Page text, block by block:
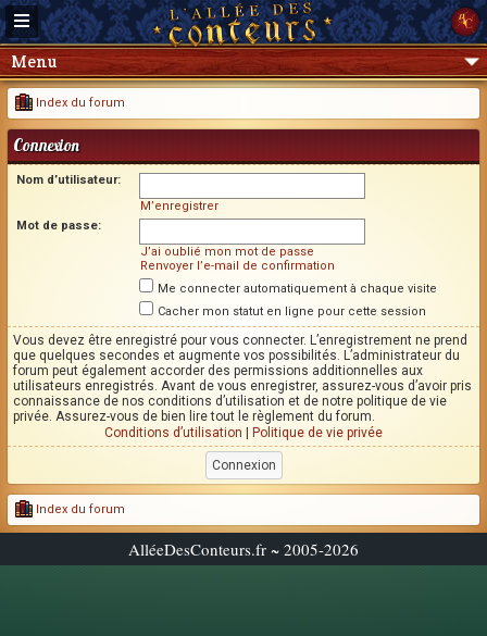
Menu
Index du forum
Connexion
Nom d’utilisateur:
M’enregistrer
Mot de passe:
J’ai oublié mon mot de passe
Renvoyer l’e-mail de confirmation
Me connecter automatiquement à chaque visite
Cacher mon statut en ligne pour cette session
Vous devez être enregistré pour vous connecter. L’enregistrement ne prend
que quelques secondes et augmente vos possibilités. L’administrateur du
forum peut également accorder des permissions additionnelles aux
utilisateurs enregistrés. Avant de vous enregistrer, assurez-vous d’avoir pris
connaissance de nos conditions d’utilisation et de notre politique de vie
privée. Assurez-vous de bien lire tout le règlement du forum.
Conditions d’utilisation
Politique de vie privée
Index du forum
AlléeDesConteurs.fr ~ 2005-2026